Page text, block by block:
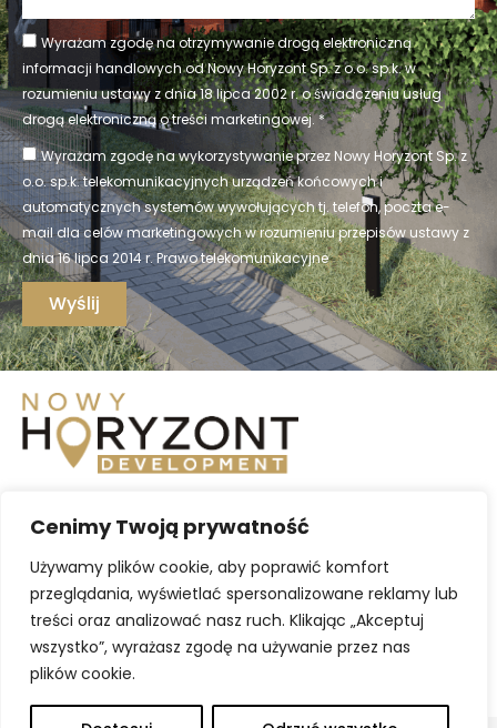
Cenimy Twoją prywatność
Używamy plików cookie, aby poprawić komfort
przeglądania, wyświetlać spersonalizowane reklamy lub
treści oraz analizować nasz ruch. Klikając „Akceptuj
wszystko”, wyrażasz zgodę na używanie przez nas
plików cookie.
Wyrażam zgodę na otrzymywanie drogą elektroniczną
informacji handlowych od Nowy Horyzont Sp. z o.o. sp.k. w
rozumieniu ustawy z dnia 18 lipca 2002 r. o świadczeniu usług
drogą elektroniczną o treści marketingowej. *
Wyrażam zgodę na wykorzystywanie przez Nowy Horyzont Sp. z
o.o. sp.k. telekomunikacyjnych urządzeń końcowych i
automatycznych systemów wywołujących tj. telefon, poczta e-
mail dla celów marketingowych w rozumieniu przepisów ustawy z
dnia 16 lipca 2014 r. Prawo telekomunikacyjne
Wyślij
Krasne 32A/27
+48 729 970 308
+48 729 886 395
biuro@nhdevelopment.pl
GODZINY OTWARCIA
Poniedziałek - Piątek 8:00 - 16:00